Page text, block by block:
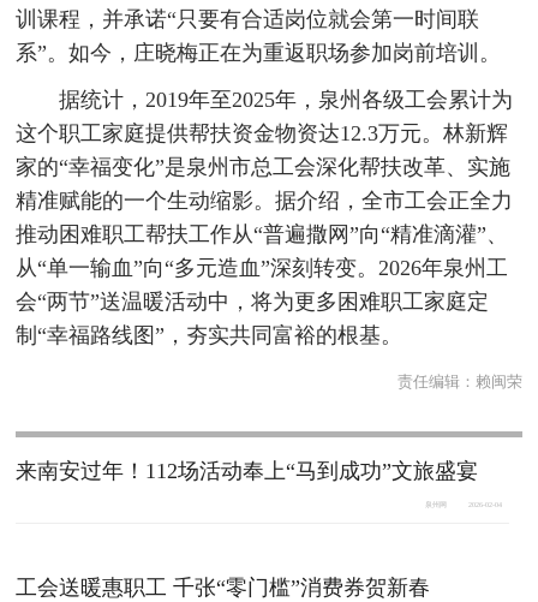
训课程，并承诺“只要有合适岗位就会第一时间联
系”。如今，庄晓梅正在为重返职场参加岗前培训。
据统计，2019年至2025年，泉州各级工会累计为
这个职工家庭提供帮扶资金物资达12.3万元。林新辉
家的“幸福变化”是泉州市总工会深化帮扶改革、实施
精准赋能的一个生动缩影。据介绍，全市工会正全力
推动困难职工帮扶工作从“普遍撒网”向“精准滴灌”、
从“单一输血”向“多元造血”深刻转变。2026年泉州工
会“两节”送温暖活动中，将为更多困难职工家庭定
制“幸福路线图”，夯实共同富裕的根基。
责任编辑： 赖闽荣
来南安过年！112场活动奉上“马到成功”文旅盛宴
泉州网 2026-02-04
工会送暖惠职工 千张“零门槛”消费券贺新春